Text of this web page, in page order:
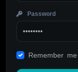
Password
Remember me